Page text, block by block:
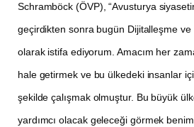
Schramböck (ÖVP), “Avusturya
geçirdikten sonra bugün Dijitalleşme ve
olarak istifa ediyorum. Amacım her
hale getirmek ve bu ülkedeki insanlar
şekilde çalışmak olmuştur. Bu büyük
yardımcı olacak geleceği görmek